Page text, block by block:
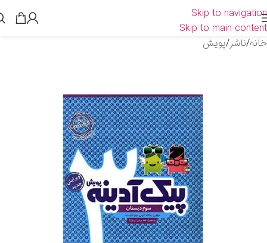
Skip to navigation
Skip to main content
خانه/ناشر/پویش